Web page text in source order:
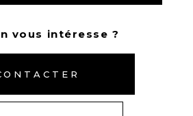
vous intéresse ?